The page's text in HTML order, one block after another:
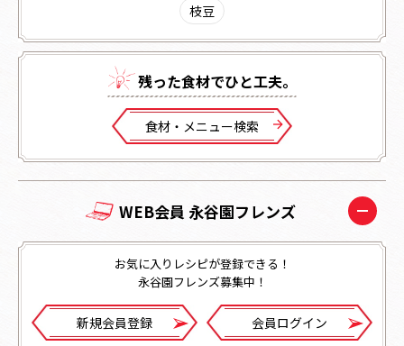
枝豆
残った⾷材でひと⼯夫。
⾷材・メニュー検索
WEB会員 永谷園フレンズ
お気に入りレシピが登録できる！
永谷園フレンズ募集中！
新規会員登録 会員ログイン